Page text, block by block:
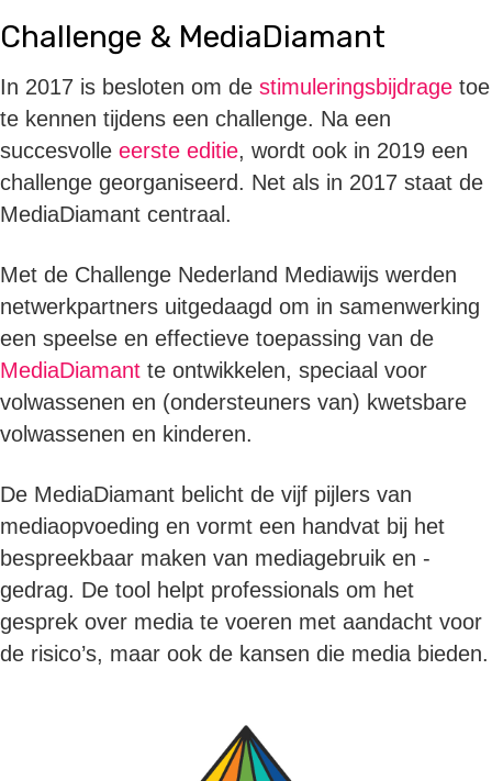
Challenge & MediaDiamant
In 2017 is besloten om de stimuleringsbijdrage toe
te kennen tijdens een challenge. Na een
succesvolle eerste editie, wordt ook in 2019 een
challenge georganiseerd. Net als in 2017 staat de
MediaDiamant centraal.
Met de Challenge Nederland Mediawijs werden
netwerkpartners uitgedaagd om in samenwerking
een speelse en effectieve toepassing van de
MediaDiamant te ontwikkelen, speciaal voor
volwassenen en (ondersteuners van) kwetsbare
volwassenen en kinderen.
De MediaDiamant belicht de vijf pijlers van
mediaopvoeding en vormt een handvat bij het
bespreekbaar maken van mediagebruik en -
gedrag. De tool helpt professionals om het
gesprek over media te voeren met aandacht voor
de risico’s, maar ook de kansen die media bieden.